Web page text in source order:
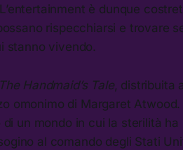
è dunque
rispecchiarsi e trovare
stanno vivendo.
The Handmaid’s Tale, distribuita
omonimo di Margaret Atwood.
un mondo in cui la sterilità ha
al comando degli Stati